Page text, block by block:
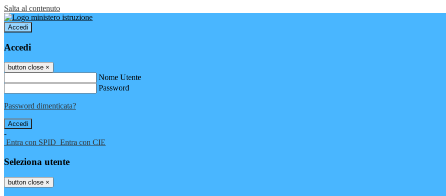
Salta al contenuto
Accedi
Accedi
button close ×
Nome Utente
Password
Password dimenticata?
-
Entra con SPID Entra con CIE
Seleziona utente
button close ×